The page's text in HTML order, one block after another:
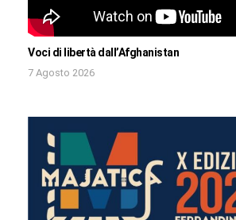
Voci di libertà dall’Afghanistan
7 Agosto 2026